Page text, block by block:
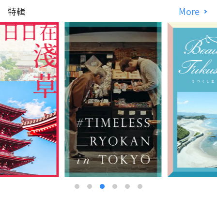
特輯 More